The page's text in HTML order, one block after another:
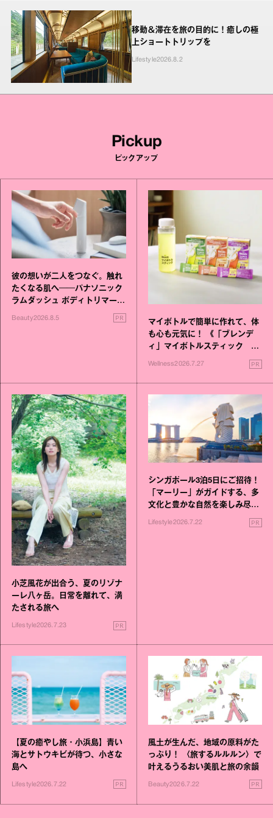
移動＆滞在を旅の目的に！癒しの極
上ショートトリップを
Lifestyle2026.8.2
Pickup
ピックアップ
彼の想いが二人をつなぐ。触れ
たくなる肌へ──パナソニック
ラムダッシュ ボディトリマーが
Beauty2026.8.5 PR
マイボトルで簡単に作れて、体
も心も元気に！ 《「ブレンデ
ィ」マイボトルスティック い
いこと毎日》シリーズが誕生
Wellness2026.7.27 PR
小芝風花が出合う、夏のリゾナ
ーレ八ヶ岳。日常を離れて、満
たされる旅へ
Lifestyle2026.7.23 PR
シンガポール3泊5日にご招待！
「マーリー」がガイドする、多
文化と豊かな自然を楽しみ尽く
す旅
Lifestyle2026.7.22 PR
【夏の癒やし旅・小浜島】青い
海とサトウキビが待つ、小さな
島へ
Lifestyle2026.7.22 PR
風土が生んだ、地域の原料がた
っぷり！ 〈旅するルルルン〉で
叶えるうるおい美肌と旅の余韻
Beauty2026.7.22 PR